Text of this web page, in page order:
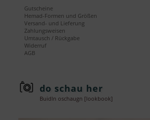
Gutscheine
Hemad-Formen und Größen
Versand- und Lieferung
Zahlungsweisen
Umtausch / Rückgabe
Widerruf
AGB
do schau her
Buidln oschaugn [lookbook]